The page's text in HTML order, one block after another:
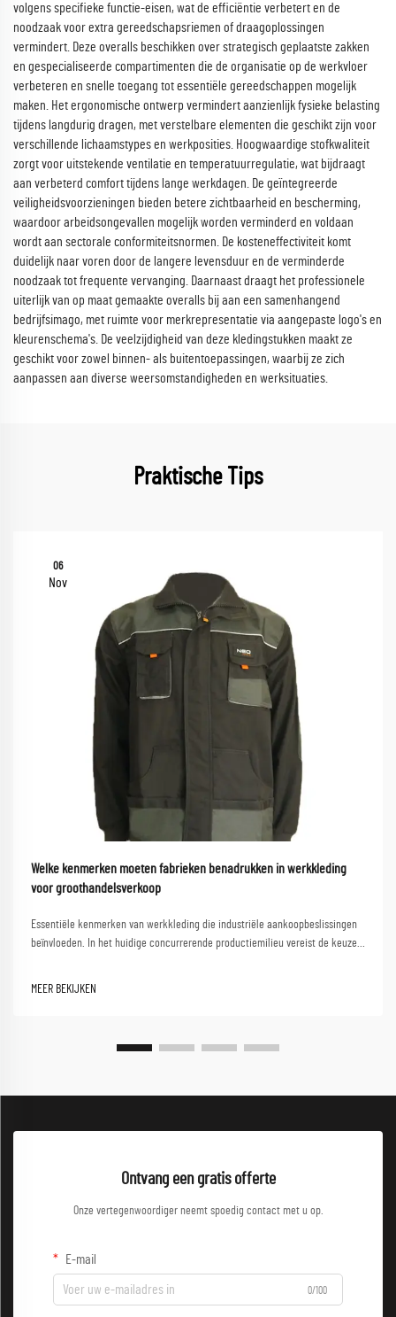
volgens specifieke functie-eisen, wat de efficiëntie verbetert en de
noodzaak voor extra gereedschapsriemen of draagoplossingen
vermindert. Deze overalls beschikken over strategisch geplaatste zakken
en gespecialiseerde compartimenten die de organisatie op de werkvloer
verbeteren en snelle toegang tot essentiële gereedschappen mogelijk
maken. Het ergonomische ontwerp vermindert aanzienlijk fysieke belasting
tijdens langdurig dragen, met verstelbare elementen die geschikt zijn voor
verschillende lichaamstypes en werkposities. Hoogwaardige stofkwaliteit
zorgt voor uitstekende ventilatie en temperatuurregulatie, wat bijdraagt
aan verbeterd comfort tijdens lange werkdagen. De geïntegreerde
veiligheidsvoorzieningen bieden betere zichtbaarheid en bescherming,
waardoor arbeidsongevallen mogelijk worden verminderd en voldaan
wordt aan sectorale conformiteitsnormen. De kosteneffectiviteit komt
duidelijk naar voren door de langere levensduur en de verminderde
noodzaak tot frequente vervanging. Daarnaast draagt het professionele
uiterlijk van op maat gemaakte overalls bij aan een samenhangend
bedrijfsimago, met ruimte voor merkrepresentatie via aangepaste logo's en
kleurenschema's. De veelzijdigheid van deze kledingstukken maakt ze
geschikt voor zowel binnen- als buitentoepassingen, waarbij ze zich
aanpassen aan diverse weersomstandigheden en werksituaties.
Praktische Tips
06
Nov
Welke kenmerken moeten fabrieken benadrukken in werkkleding
voor groothandelsverkoop
Essentiële kenmerken van werkkleding die industriële aankoopbeslissingen
beïnvloeden. In het huidige concurrerende productiemilieu vereist de keuze
MEER BEKIJKEN
Ontvang een gratis offerte
Onze vertegenwoordiger neemt spoedig contact met u op.
E-mail
0/100